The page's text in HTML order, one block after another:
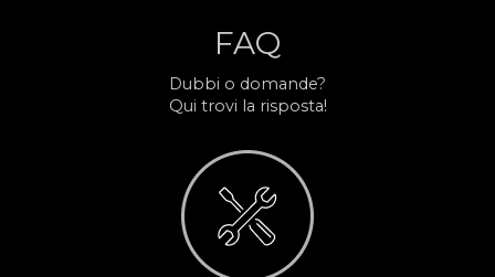
FAQ
Dubbi o domande?
Qui trovi la risposta!